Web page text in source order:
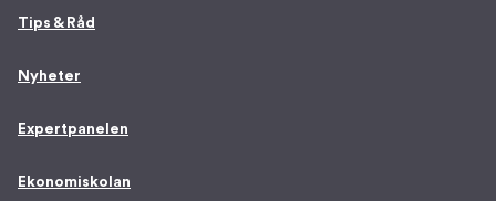
Tips & Råd
Nyheter
Expertpanelen
Ekonomiskolan